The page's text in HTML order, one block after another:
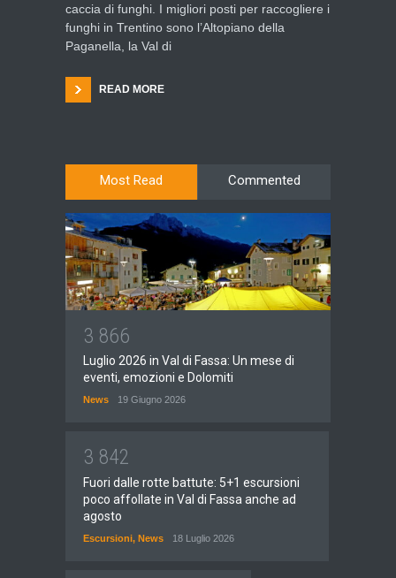
caccia di funghi. I migliori posti per raccogliere i
funghi in Trentino sono l’Altopiano della
Paganella, la Val di
READ MORE
Most Read Commented
3 866
Luglio 2026 in Val di Fassa: Un mese di
eventi, emozioni e Dolomiti
News 19 Giugno 2026
3 842
Fuori dalle rotte battute: 5+1 escursioni
poco affollate in Val di Fassa anche ad
agosto
Escursioni, News 18 Luglio 2026